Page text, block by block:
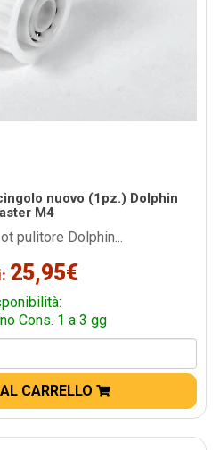
nuovo (1pz.) Dolphin
M4
pulitore Dolphin...
25,95€
Cons. 1 a 3 gg
CARRELLO